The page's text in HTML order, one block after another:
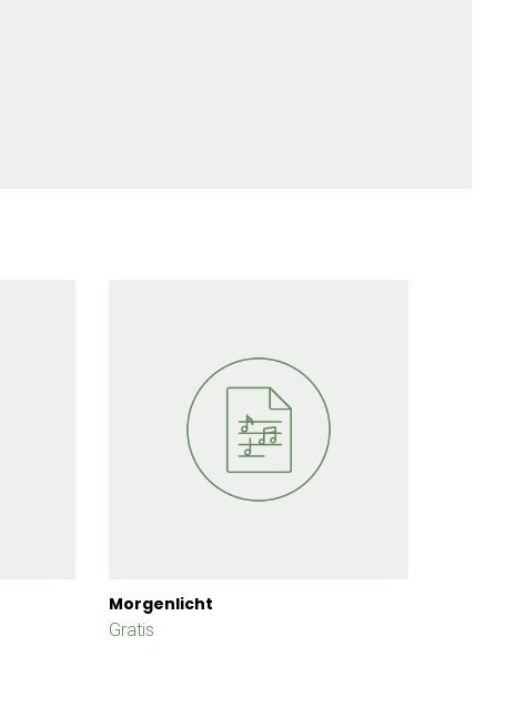
Morgenlicht
Gratis